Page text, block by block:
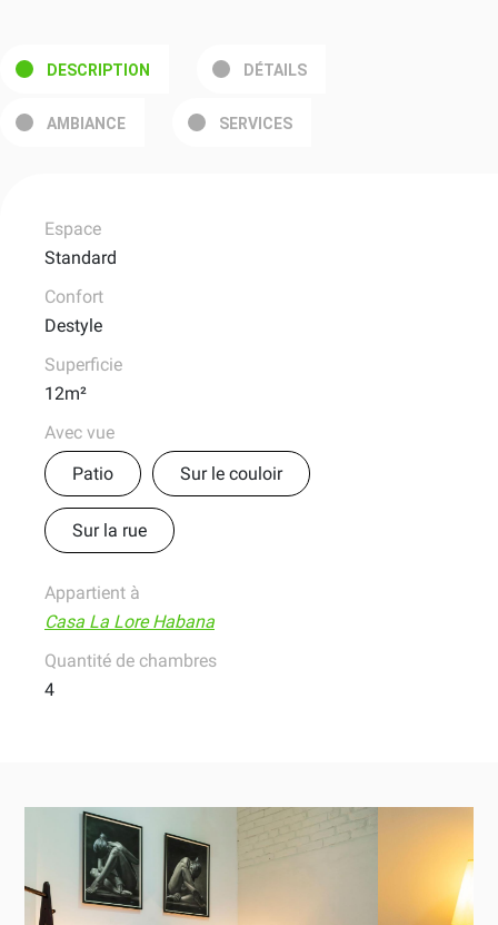
DESCRIPTION DÉTAILS
AMBIANCE SERVICES
Avec vue
Patio
Sur le couloir
Sur la rue
Appartient à
Casa La Lore Habana
Quantité de chambres
4
Espace
Standard
Confort
Destyle
Superficie
12m²